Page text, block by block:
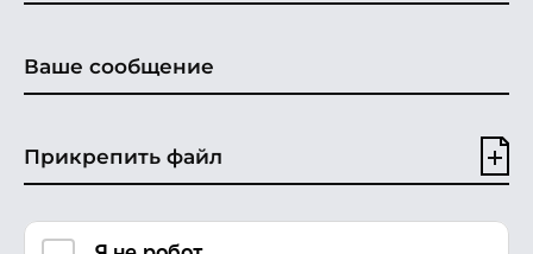
Прикрепить файл